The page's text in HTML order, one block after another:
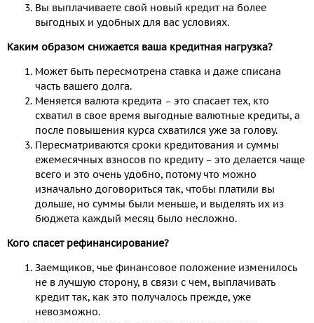
Вы выплачиваете свой новый кредит на более
выгодных и удобных для вас условиях.
Каким образом снижается ваша кредитная нагрузка?
Может быть пересмотрена ставка и даже списана
часть вашего долга.
Меняется валюта кредита – это спасает тех, кто
схватил в свое время выгодные валютные кредиты, а
после повышения курса схватился уже за голову.
Пересматриваются сроки кредитования и суммы
ежемесячных взносов по кредиту – это делается чаще
всего и это очень удобно, потому что можно
изначально договориться так, чтобы платили вы
дольше, но суммы были меньше, и выделять их из
бюджета каждый месяц было несложно.
Кого спасет рефинансирование?
Заемщиков, чье финансовое положение изменилось
не в лучшую сторону, в связи с чем, выплачивать
кредит так, как это получалось прежде, уже
невозможно.